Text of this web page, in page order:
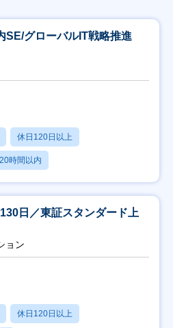
SE/グローバルIT戦略推進
休日120日以上
時間以内
日／東証スタンダード上
ョン
休日120日以上